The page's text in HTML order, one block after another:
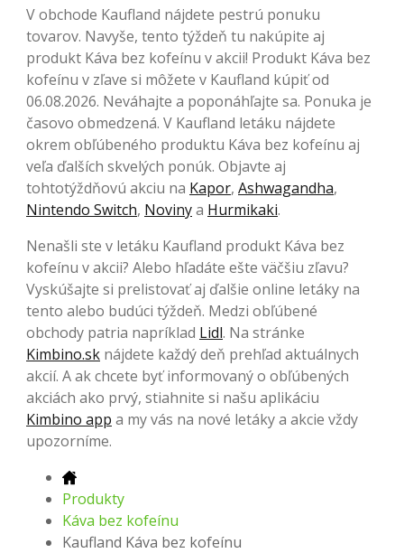
V obchode Kaufland nájdete pestrú ponuku
tovarov. Navyše, tento týždeň tu nakúpite aj
produkt Káva bez kofeínu v akcii! Produkt Káva bez
kofeínu v zľave si môžete v Kaufland kúpiť od
06.08.2026. Neváhajte a poponáhľajte sa. Ponuka je
časovo obmedzená. V Kaufland letáku nájdete
okrem obľúbeného produktu Káva bez kofeínu aj
veľa ďalších skvelých ponúk. Objavte aj
tohtotýždňovú akciu na Kapor, Ashwagandha,
Nintendo Switch, Novinya Hurmikaki.
Nenašli ste v letáku Kaufland produkt Káva bez
kofeínu v akcii? Alebo hľadáte ešte väčšiu zľavu?
Vyskúšajte si prelistovať aj ďalšie online letáky na
tento alebo budúci týždeň. Medzi obľúbené
obchody patria napríklad Lidl. Na stránke
Kimbino.sk nájdete každý deň prehľad aktuálnych
akcií. A ak chcete byť informovaný o obľúbených
akciách ako prvý, stiahnite si našu aplikáciu
Kimbino app a my vás na nové letáky a akcie vždy
upozorníme.
Produkty
Káva bez kofeínu
Kaufland Káva bez kofeínu